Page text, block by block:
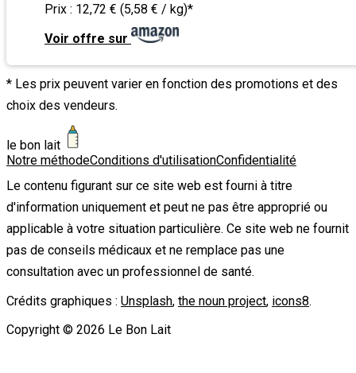
Prix : 12,72 € (5,58 € / kg)*
Voir offre sur
* Les prix peuvent varier en fonction des promotions et des
choix des vendeurs.
le bon lait
Notre méthodeConditions d'utilisationConfidentialité
Le contenu figurant sur ce site web est fourni à titre
d'information uniquement et peut ne pas être approprié ou
applicable à votre situation particulière. Ce site web ne fournit
pas de conseils médicaux et ne remplace pas une
consultation avec un professionnel de santé.
Crédits graphiques : Unsplash, the noun project, icons8.
Copyright © 2026 Le Bon Lait